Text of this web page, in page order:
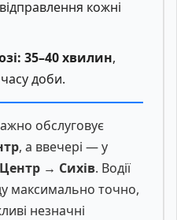
відправлення кожні
35–40 хвилин,
доби.
обслуговує
, а ввечері — у
Центр → Сихів. Водії
максимально точно,
незначні